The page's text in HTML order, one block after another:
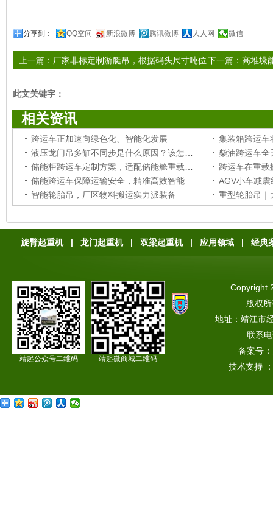
分享到： QQ空间 新浪微博 腾讯微博 人人网 微信
下一篇： 高堆垛
上一篇： 厂家非标定制游艇吊，根据码头尺寸吨位
此文关键字：
相关资讯
跨运车正加速向绿色化、智能化发展
跨运车在重载
储能跨运车保障运输安全，精准高效智能
智能轮胎吊，厂区物料搬运实力派装备
重型轮胎吊｜
旋臂起重机 | 龙门起重机 | 双梁起重机 | 应用领域 | 经典
Copyright
版权
地址：靖江市
联系
备案号：
技术支持 ：
靖起公众号二维码 靖起微商城二维码